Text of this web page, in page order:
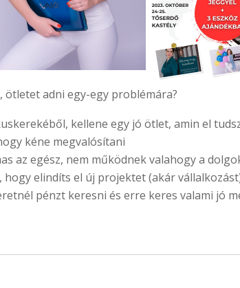
adni egy-egy problémára?
kellene egy jó ötlet, amin el
kéne megvalósítani
az egész, nem működnek valahogy a
elindíts el új projektet (akár
pénzt keresni és erre keres valami jó